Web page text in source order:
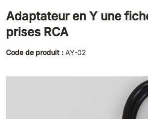
Adaptateur en Y une
prises RCA
Code de produit : AY-02